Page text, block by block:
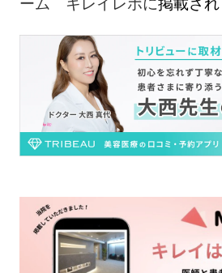
ーム キレイレポに掲載され